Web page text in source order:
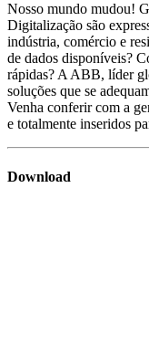
Nosso mundo mudou!
Digitalização são
indústria, comércio e
de dados disponíveis?
rápidas? A ABB, líder
soluções que se
Venha conferir com a
e totalmente inseridos
Download